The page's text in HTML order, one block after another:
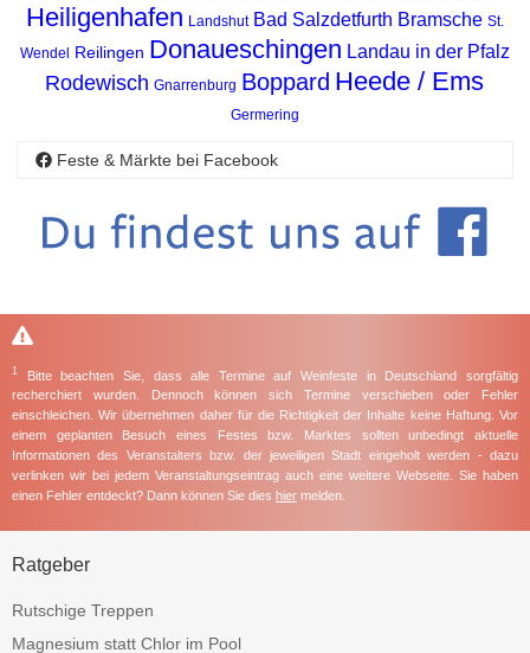
Heiligenhafen Landshut Bad Salzdetfurth Bramsche St.
Wendel Reilingen Donaueschingen Landau in der Pfalz
Rodewisch Gnarrenburg Boppard Heede / Ems
Germering
Feste & Märkte bei Facebook
1
Bitte beachten Sie, dass alle Termine auf Weinfeste in Deutschland sorgfältig
recherchiert wurden. Dennoch können sich Termine verschieben oder Fehler
einschleichen. Wir übernehmen daher für die Richtigkeit der Inhalte keine Haftung. Vor
einem geplanten Besuch eines Festes bzw. Marktes sollten unbedingt aktuelle
Informationen des Veranstalters bzw. der jeweiligen Stadt eingeholt werden - dazu
verlinken wir bei jedem Veranstaltungseintrag auch eine weitere Webseite. Sie haben
einen Fehler entdeckt? Dann können Sie dies hier melden.
Ratgeber
Rutschige Treppen
Magnesium statt Chlor im Pool